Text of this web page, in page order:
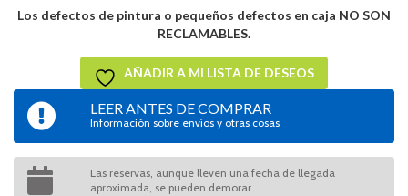
Los defectos de pintura o pequeños defectos en caja NO SON
RECLAMABLES.
AÑADIR A MI LISTA DE DESEOS
LEER ANTES DE COMPRAR
Información sobre envíos y otras cosas
Las reservas, aunque lleven una fecha de llegada
aproximada, se pueden demorar.